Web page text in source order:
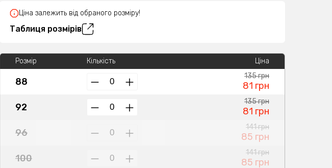
Ціна залежить від обраного розміру!
Таблиця розмірів
Розмір
88
92
96
100
Кількість
Ціна
135 грн
81 грн
135 грн
81 грн
141 грн
85 грн
141 грн
85 грн